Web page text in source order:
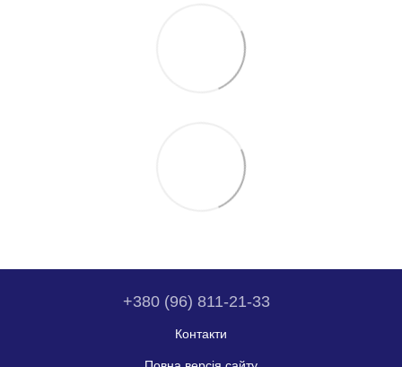
+380 (96) 811-21-33
Контакти